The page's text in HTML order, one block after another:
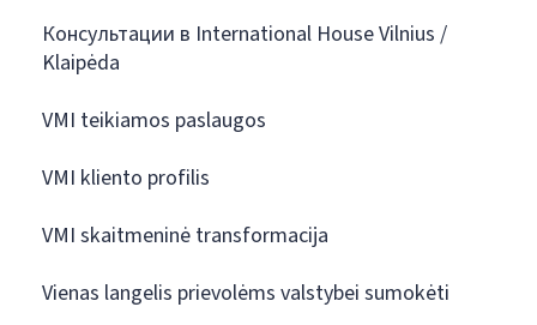
Консультации в International House Vilnius /
Klaipėda
VMI teikiamos paslaugos
VMI kliento profilis
VMI skaitmeninė transformacija
Vienas langelis prievolėms valstybei sumokėti